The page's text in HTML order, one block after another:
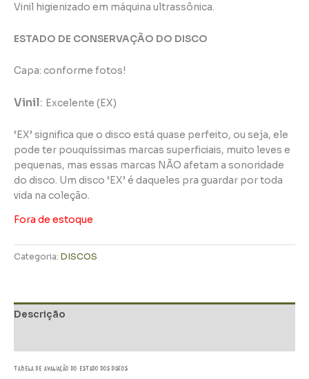
Vinil higienizado em máquina ultrassônica.
ESTADO DE CONSERVAÇÃO DO DISCO
Capa: conforme fotos!
Vinil: Excelente (EX)
‘EX’ significa que o disco está quase perfeito, ou seja, ele
pode ter pouquíssimas marcas superficiais, muito leves e
pequenas, mas essas marcas NÃO afetam a sonoridade
do disco. Um disco ‘EX’ é daqueles pra guardar por toda
vida na coleção.
Fora de estoque
Categoria: DISCOS
Descrição
TABELA DE AVALIAÇÃo do estado dos discos